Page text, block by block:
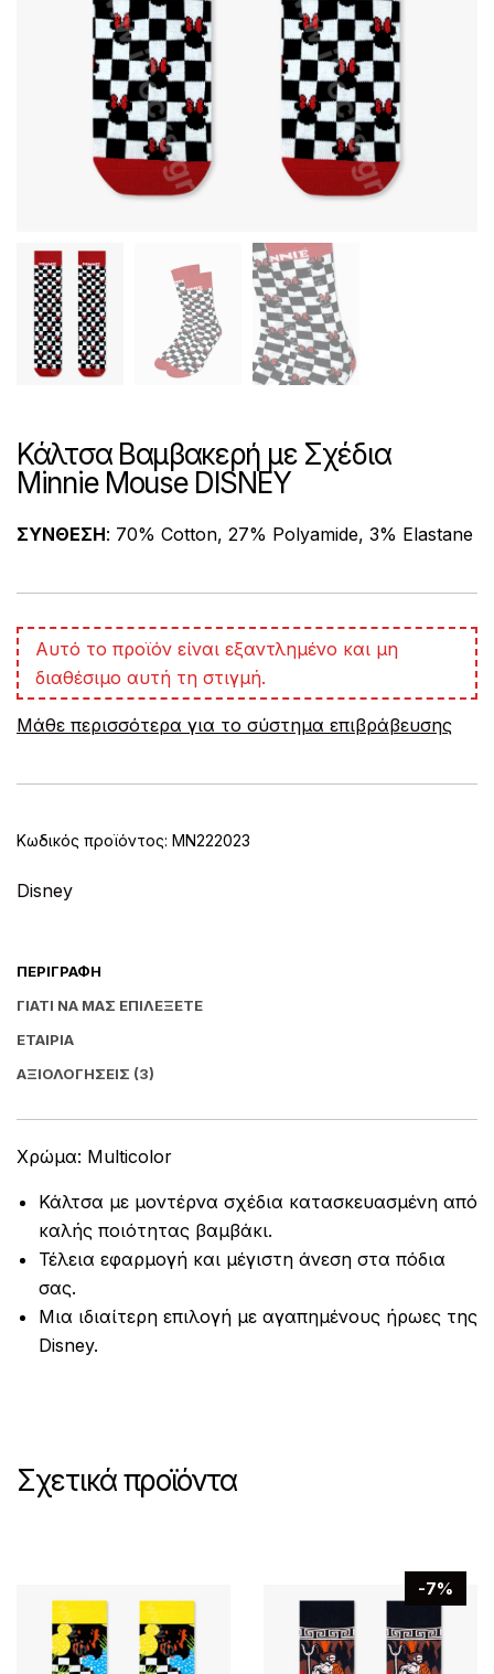
Κάλτσα Βαμβακερή με Σχέδια
Minnie Mouse DISNEY
ΣΥΝΘΕΣΗ: 70% Cotton, 27% Polyamide, 3% Elastane
Αυτό το προϊόν είναι εξαντλημένο και μη
διαθέσιμο αυτή τη στιγμή.
Μάθε περισσότερα για το σύστημα επιβράβευσης
Κωδικός προϊόντος: MN222023
Disney
ΠΕΡΙΓΡΑΦΉ
ΓΙΑΤΊ ΝΑ ΜΑΣ ΕΠΙΛΈΞΕΤΕ
ΕΤΑΙΡΊΑ
ΑΞΙΟΛΟΓΉΣΕΙΣ (3)
Χρώμα: Multicolor
Κάλτσα με μοντέρνα σχέδια κατασκευασμένη από
καλής ποιότητας βαμβάκι.
Τέλεια εφαρμογή και μέγιστη άνεση στα πόδια
σας.
Μια ιδιαίτερη επιλογή με αγαπημένους ήρωες της
Disney.
Σχετικά προϊόντα
-7%